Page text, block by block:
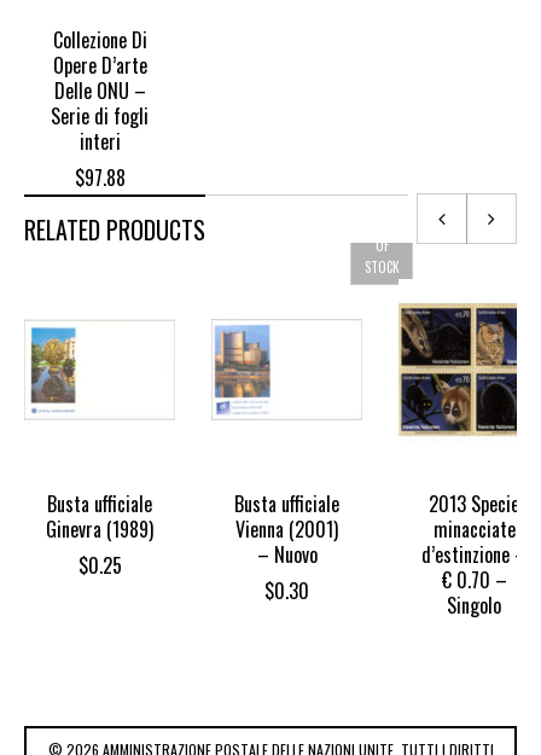
Collezione Di
Opere D’arte
Delle ONU –
Serie di fogli
interi
$97.88
RELATED PRODUCTS
Busta ufficiale
Ginevra (1989)
$0.25
Busta ufficiale
Vienna (2001)
– Nuovo
$0.30
OF
STOCK
2013 Specie
minacciate
d’estinzione –
€ 0.70 –
Singolo
© 2026 AMMINISTRAZIONE POSTALE DELLE NAZIONI UNITE. TUTTI I DIRITTI